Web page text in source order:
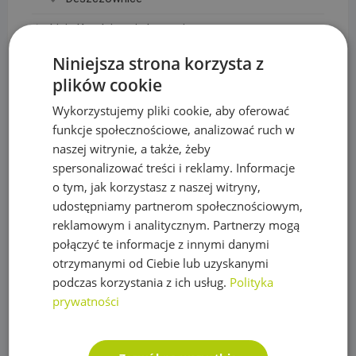
Linie Kroplujące i akcesoria
Akcesoria do linii kroplujących
Linie kroplujące
Maty, taśmy ogrodzeniowe i akcesoria
Mikronawadnianie
Narzędzia
Nawozy do trawy
Obrzeża trawnikowe, kraty parkingowe i kotwy
Opryskiwacze
Oświetlenie
Niniejsza strona korzysta z
plików cookie
Wykorzystujemy pliki cookie, aby oferować
funkcje społecznościowe, analizować ruch w
naszej witrynie, a także, żeby
spersonalizować treści i reklamy. Informacje
o tym, jak korzystasz z naszej witryny,
udostępniamy partnerom społecznościowym,
reklamowym i analitycznym. Partnerzy mogą
połączyć te informacje z innymi danymi
otrzymanymi od Ciebie lub uzyskanymi
podczas korzystania z ich usług. Polityka
prywatności